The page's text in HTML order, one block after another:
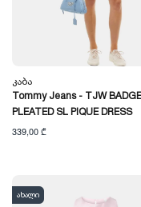
Კაბა
Tommy Jeans - TJW BADGE
PLEATED SL PIQUE DRESS
339,00 ₾
ახალი